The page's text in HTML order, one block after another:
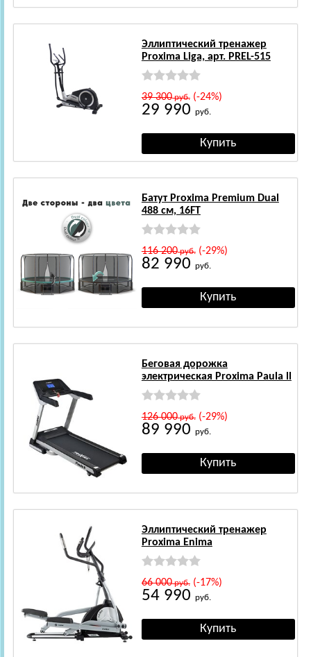
Эллиптический тренажер
Proxima Liga, арт. PREL-515
39 300руб.(-24%)
29 990 руб.
Батут Proxima Premium Dual
488 см, 16FT
116 200руб.(-29%)
82 990 руб.
Беговая дорожка
электрическая Proxima Paula ll
126 000руб.(-29%)
89 990 руб.
Эллиптический тренажер
Proxima Enima
66 000руб.(-17%)
54 990 руб.